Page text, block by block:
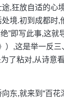
,狂放自适的心
境.初到成都时,
”即写此事,这就
）,这是举一反
了粘对,从诗意
东,就来到“百花